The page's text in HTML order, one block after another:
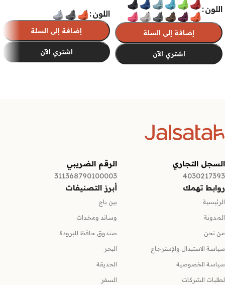
اللون
إضافة إلى السلة
اشتري الآن
اللون
إضافة إلى السلة
اشتري الآن
السجل التجاري
4030217393
الرقم الضريبي
311368790100003
روابط تهمك
الرئيسية
المدونة
من نحن
سياسة الاستبدال والإسترجاع
سياسة الخصوصية
لطلبات الشركات
أبرز التصنيفات
بين باج
وسائد ومخدات
صندوق حافظ للبرودة
البحر
الحديقة
السفر